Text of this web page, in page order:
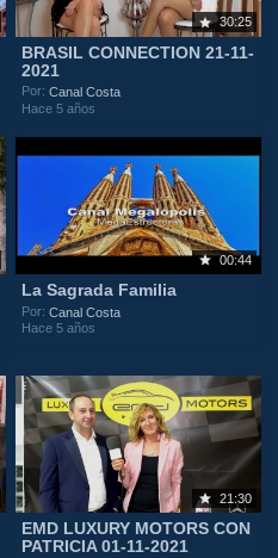
30:25
BRASIL CONNECTION 21-11-
2021
Por:Canal Costa
Hace 5 años
00:44
La Sagrada Familia
Por:Canal Costa
Hace 5 años
21:30
EMD LUXURY MOTORS CON
PATRICIA 01-11-2021